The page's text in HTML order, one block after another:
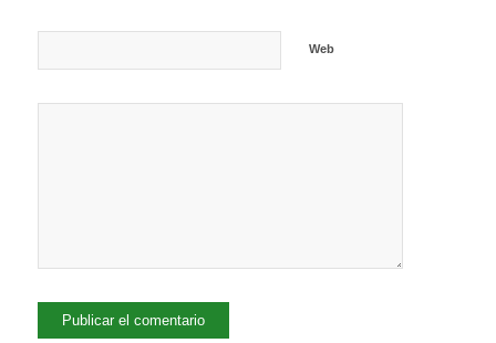
Web